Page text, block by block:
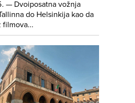
— Dvoiposatna vožnja
do Helsinkija kao da
filmova...